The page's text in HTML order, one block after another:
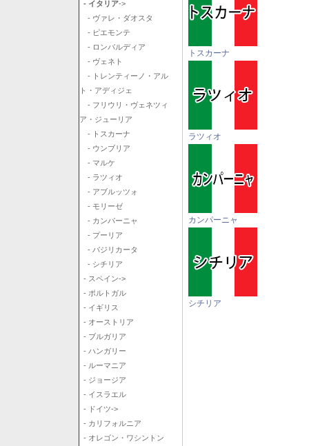
- イタリア->
- ヴァレ・ダオスタ
- ピエモンテ
- ロンバルディア
- ヴェネト
- トレンティーノ・アル
ト・アディジェ
- フリウリ・ヴェネツィ
ア・ジューリア
- トスカーナ
- ウンブリア
- マルケ
- ラツィオ
- アブルッツォ
- モリーゼ
- カンパーニャ
- プーリア
- バジリカータ
- シチリア
- スペイン->
- ポルトガル
- イギリス
- オーストリア
- ブルガリア
- ハンガリー
- ルーマニア
- ジョージア
- イスラエル
- ドイツ->
- カリフォルニア
- オレゴン・ワシントン
トスカーナ
ラツィオ
カンパーニャ
シチリア